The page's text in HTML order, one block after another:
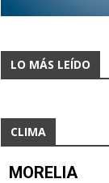
LO MÁS LEÍDO
CLIMA
MORELIA